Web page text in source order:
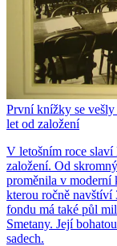
První knížky se
let od založení
V letošním roce slaví
založení. Od
proměnila v moderní
kterou ročně navštíví
fondu má také půl
Smetany. Její
sadech.